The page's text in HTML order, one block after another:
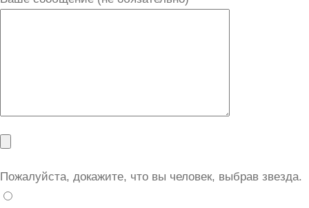
Пожалуйста, докажите, что вы человек, выбрав звезда.